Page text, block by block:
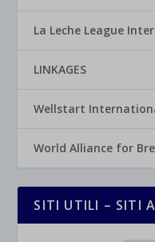
La Leche League
LINKAGES
Wellstart
World Alliance for
SITI UTILI – SITI